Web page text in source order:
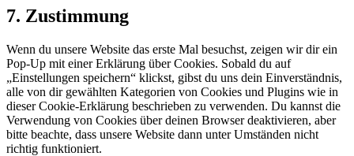
Consent
to
sonstiges
7. Zustimmung
Wenn du unsere Website das erste Mal besuchst, zeigen wir dir ein
Pop-Up mit einer Erklärung über Cookies. Sobald du auf
„Einstellungen speichern“ klickst, gibst du uns dein Einverständnis,
alle von dir gewählten Kategorien von Cookies und Plugins wie in
dieser Cookie-Erklärung beschrieben zu verwenden. Du kannst die
Verwendung von Cookies über deinen Browser deaktivieren, aber
bitte beachte, dass unsere Website dann unter Umständen nicht
richtig funktioniert.